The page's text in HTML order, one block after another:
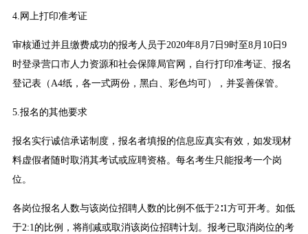
4.网上打印准考证
审核通过并且缴费成功的报考人员于2020年8月7日9时至8月10日9
时登录营口市人力资源和社会保障局官网，自行打印准考证、报名
登记表（A4纸，各一式两份，黑白、彩色均可），并妥善保管。
5.报名的其他要求
报名实行诚信承诺制度，报名者填报的信息应真实有效，如发现材
料虚假者随时取消其考试或应聘资格。每名考生只能报考一个岗
位。
各岗位报名人数与该岗位招聘人数的比例不低于2∶1方可开考。如低
于2:1的比例，将削减或取消该岗位招聘计划。报考已取消岗位的考